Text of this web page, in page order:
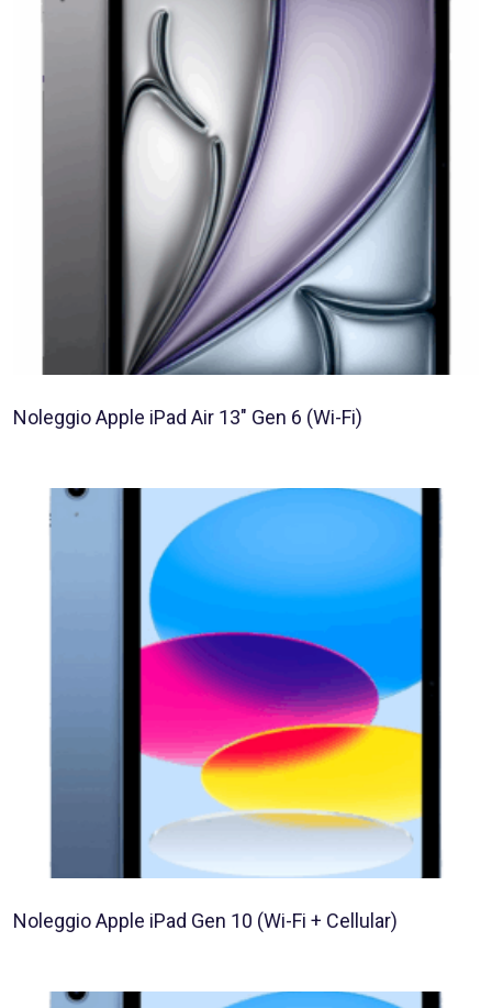
Noleggio Apple iPad Air 13″ Gen 6 (Wi-Fi)
Noleggio Apple iPad Gen 10 (Wi-Fi + Cellular)